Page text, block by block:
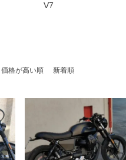
V7
価格が高い順 新着順